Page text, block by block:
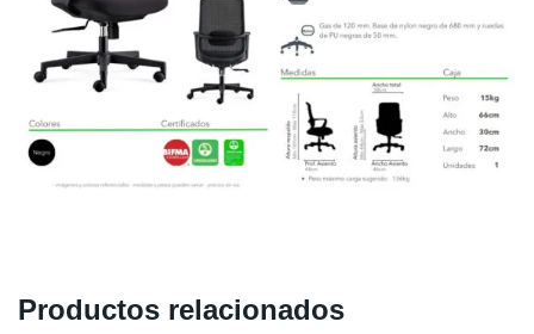
Productos relacionados